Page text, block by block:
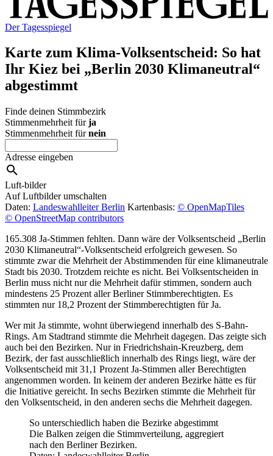
Der Tagesspiegel
Karte zum Klima-Volksentscheid: So hat
Ihr Kiez bei „Berlin 2030 Klimaneutral“
abgestimmt
Finde deinen Stimmbezirk
Stimmenmehrheit fürja
Stimmenmehrheit fürnein
Adresse eingeben
Luft-bilder
Auf Luftbilder umschalten
Daten: Landeswahlleiter Berlin Kartenbasis: © OpenMapTiles
© OpenStreetMap contributors
165.308 Ja-Stimmen fehlten. Dann wäre der Volksentscheid „Berlin
2030 Klimaneutral“-Volksentscheid erfolgreich gewesen. So
stimmte zwar die Mehrheit der Abstimmenden für eine klimaneutrale
Stadt bis 2030. Trotzdem reichte es nicht. Bei Volksentscheiden in
Berlin muss nicht nur die Mehrheit dafür stimmen, sondern auch
mindestens 25 Prozent aller Berliner Stimmberechtigten. Es
stimmten nur 18,2 Prozent der Stimmberechtigten für Ja.
Wer mit Ja stimmte, wohnt überwiegend innerhalb des S-Bahn-
Rings. Am Stadtrand stimmte die Mehrheit dagegen. Das zeigte sich
auch bei den Bezirken. Nur in Friedrichshain-Kreuzberg, dem
Bezirk, der fast ausschließlich innerhalb des Rings liegt, wäre der
Volksentscheid mit 31,1 Prozent Ja-Stimmen aller Berechtigten
angenommen worden. In keinem der anderen Bezirke hätte es für
die Initiative gereicht. In sechs Bezirken stimmte die Mehrheit für
den Volksentscheid, in den anderen sechs die Mehrheit dagegen.
So unterschiedlich haben die Bezirke abgestimmt
Die Balken zeigen die Stimmverteilung, aggregiert
nach den Berliner Bezirken.